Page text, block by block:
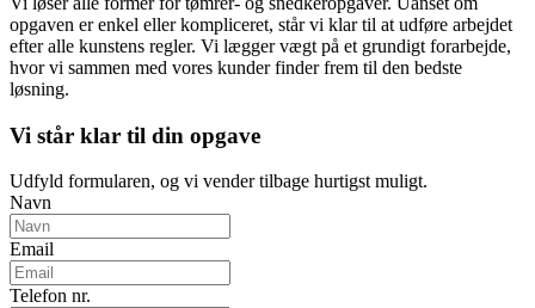
opgaven er enkel eller kompliceret, står vi klar til at udføre arbejdet
efter alle kunstens regler. Vi lægger vægt på et grundigt forarbejde,
hvor vi sammen med vores kunder finder frem til den bedste
løsning.
Vi står klar til din opgave
Udfyld formularen, og vi vender tilbage hurtigst muligt.
Navn
Email
Telefon nr.